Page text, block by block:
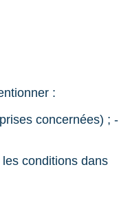
:
concernées) ; -
conditions dans